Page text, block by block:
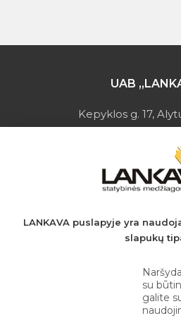
UAB
Kepyklos g. 17,
Įmonės kodas:
PVM mokėtojo kodas:
A.s.:
AB SEB
+370 610
LANKAVA puslapyje yra
slapukų
su
galite